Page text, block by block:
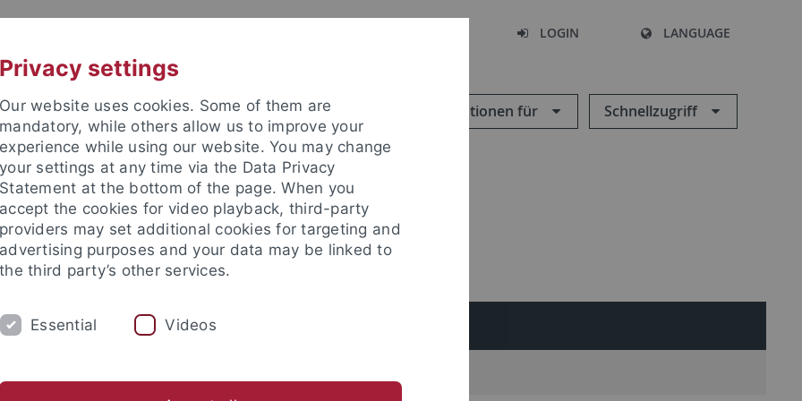
LOGIN LANGUAGE
Informationen für Schnellzugriff
FORSCHUNG
Privacy settings
Our website uses cookies. Some of them are
mandatory, while others allow us to improve your
experience while using our website. You may change
your settings at any time via the Data Privacy
Statement at the bottom of the page. When you
accept the cookies for video playback, third-party
providers may set additional cookies for targeting and
advertising purposes and your data may be linked to
the third party’s other services.
Essential Videos